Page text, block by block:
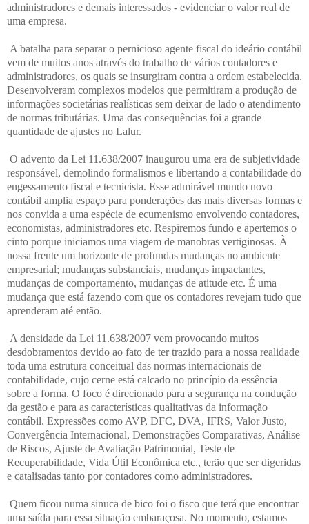
administradores e demais interessados - evidenciar o valor real de
uma empresa.
A batalha para separar o pernicioso agente fiscal do ideário contábil
vem de muitos anos através do trabalho de vários contadores e
administradores, os quais se insurgiram contra a ordem estabelecida.
Desenvolveram complexos modelos que permitiram a produção de
informações societárias realísticas sem deixar de lado o atendimento
de normas tributárias. Uma das consequências foi a grande
quantidade de ajustes no Lalur.
O advento da Lei 11.638/2007 inaugurou uma era de subjetividade
responsável, demolindo formalismos e libertando a contabilidade do
engessamento fiscal e tecnicista. Esse admirável mundo novo
contábil amplia espaço para ponderações das mais diversas formas e
nos convida a uma espécie de ecumenismo envolvendo contadores,
economistas, administradores etc. Respiremos fundo e apertemos o
cinto porque iniciamos uma viagem de manobras vertiginosas. À
nossa frente um horizonte de profundas mudanças no ambiente
empresarial; mudanças substanciais, mudanças impactantes,
mudanças de comportamento, mudanças de atitude etc. É uma
mudança que está fazendo com que os contadores revejam tudo que
aprenderam até então.
A densidade da Lei 11.638/2007 vem provocando muitos
desdobramentos devido ao fato de ter trazido para a nossa realidade
toda uma estrutura conceitual das normas internacionais de
contabilidade, cujo cerne está calcado no princípio da essência
sobre a forma. O foco é direcionado para a segurança na condução
da gestão e para as características qualitativas da informação
contábil. Expressões como AVP, DFC, DVA, IFRS, Valor Justo,
Convergência Internacional, Demonstrações Comparativas, Análise
de Riscos, Ajuste de Avaliação Patrimonial, Teste de
Recuperabilidade, Vida Útil Econômica etc., terão que ser digeridas
e catalisadas tanto por contadores como administradores.
Quem ficou numa sinuca de bico foi o fisco que terá que encontrar
uma saída para essa situação embaraçosa. No momento, estamos